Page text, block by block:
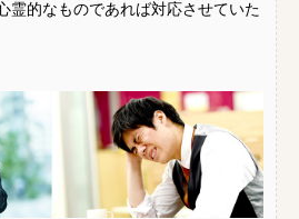
霊的なものであれば対応させていた